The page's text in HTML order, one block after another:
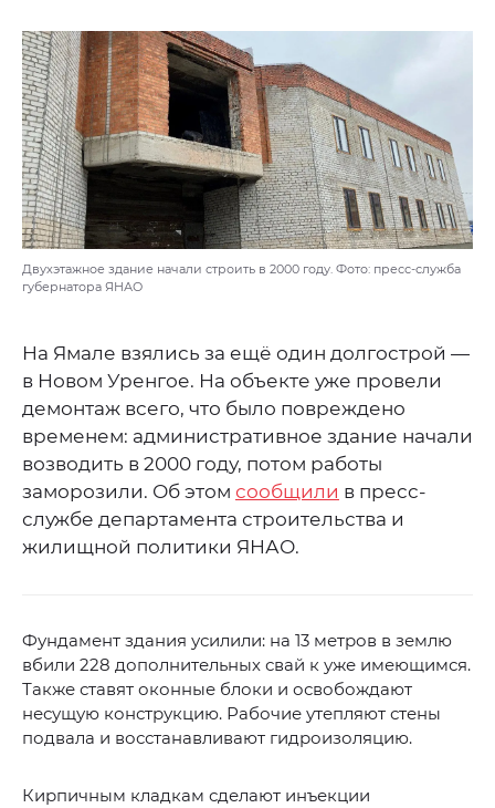
Двухэтажное здание начали строить в 2000 году. Фото: пресс-служба
губернатора ЯНАО
На Ямале взялись за ещё один долгострой —
в Новом Уренгое. На объекте уже провели
демонтаж всего, что было повреждено
временем: административное здание начали
возводить в 2000 году, потом работы
заморозили. Об этом сообщили в пресс-
службе департамента строительства и
жилищной политики ЯНАО.
Фундамент здания усилили: на 13 метров в землю
вбили 228 дополнительных свай к уже имеющимся.
Также ставят оконные блоки и освобождают
несущую конструкцию. Рабочие утепляют стены
подвала и восстанавливают гидроизоляцию.
Кирпичным кладкам сделают инъекции